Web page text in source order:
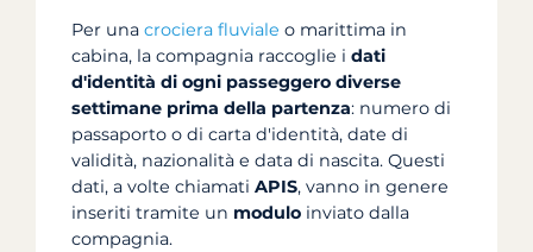
Per una crociera fluviale o marittima in
cabina, la compagnia raccoglie i dati
d'identità di ogni passeggero diverse
settimane prima della partenza: numero di
passaporto o di carta d'identità, date di
validità, nazionalità e data di nascita. Questi
dati, a volte chiamati APIS, vanno in genere
inseriti tramite un modulo inviato dalla
compagnia.